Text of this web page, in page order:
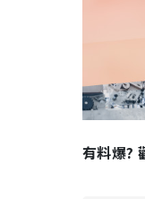
有料爆?